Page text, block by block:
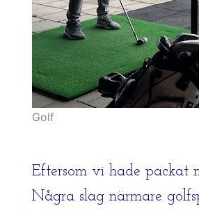
Golf
Eftersom vi hade packat
Några slag närmare